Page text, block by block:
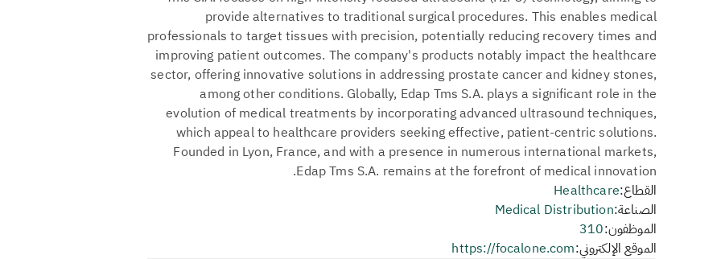
provide alternatives to traditional surgical procedures. This enables medical
professionals to target tissues with precision, potentially reducing recovery times and
improving patient outcomes. The company's products notably impact the healthcare
sector, offering innovative solutions in addressing prostate cancer and kidney stones,
among other conditions. Globally, Edap Tms S.A. plays a significant role in the
evolution of medical treatments by incorporating advanced ultrasound techniques,
which appeal to healthcare providers seeking effective, patient-centric solutions.
Founded in Lyon, France, and with a presence in numerous international markets,
Edap Tms S.A. remains at the forefront of medical innovation.
القطاع:Healthcare
الصناعة:Medical Distribution
الموظفون:310
الموقع الإلكتروني:https://focalone.com